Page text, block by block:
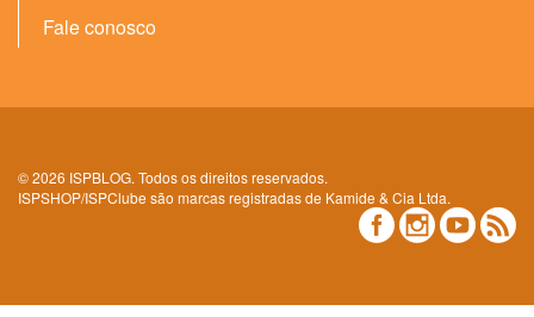
Fale conosco
© 2026 ISPBLOG. Todos os direitos reservados.
ISPSHOP/ISPClube são marcas registradas de Kamide & Cia Ltda.